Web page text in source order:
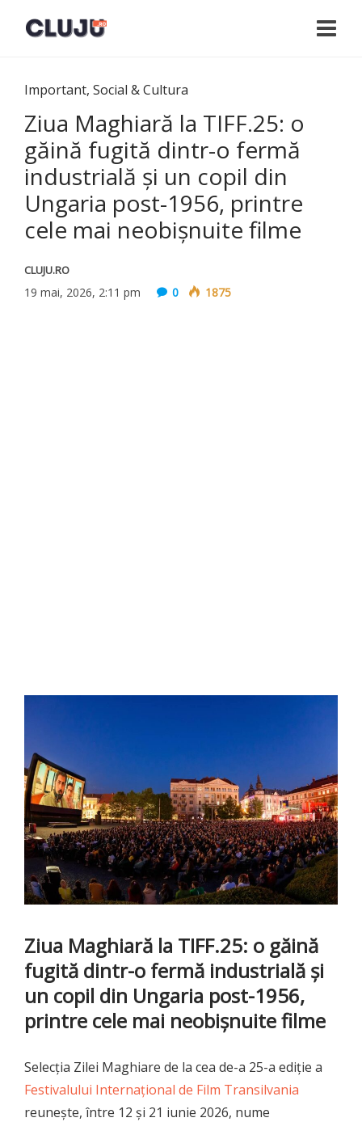
Important, Social & Cultura
Ziua Maghiară la TIFF.25: o
găină fugită dintr-o fermă
industrială și un copil din
Ungaria post-1956, printre
cele mai neobișnuite filme
CLUJU.RO
19 mai, 2026, 2:11 pm 0 1875
Ziua Maghiară la TIFF.25: o găină
fugită dintr-o fermă industrială și
un copil din Ungaria post-1956,
printre cele mai neobișnuite filme
Selecția Zilei Maghiare de la cea de-a 25-a ediție a
Festivalului Internațional de Film Transilvania
reunește, între 12 și 21 iunie 2026, nume